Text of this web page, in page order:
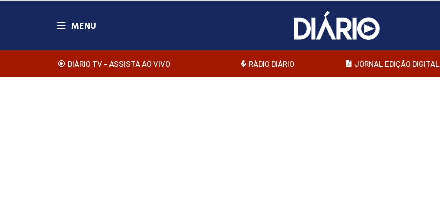
DIÁRIO TV - ASSISTA AO VIVO RÁDIO DIÁRIO JORNAL EDIÇÃO DIGITAL